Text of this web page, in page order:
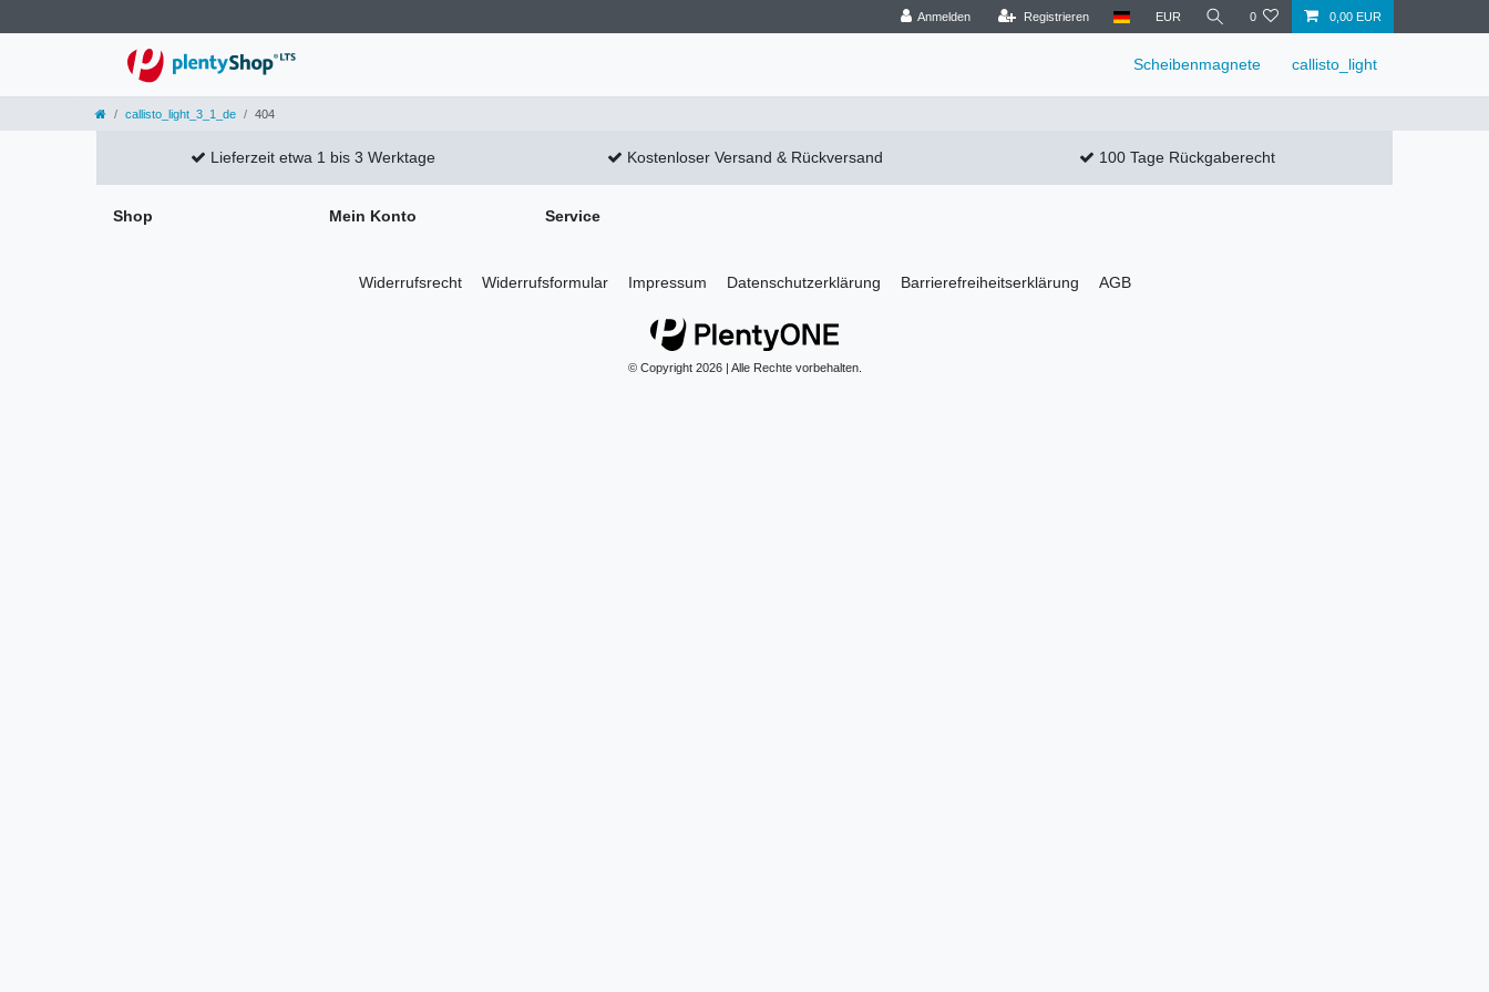
Anmelden Registrieren EUR 0 0,00 EUR
Scheibenmagnete callisto_light
callisto_light_3_1_de 404
Lieferzeit etwa 1 bis 3 Werktage Kostenloser Versand & Rückversand 100 Tage Rückgaberecht
Shop Mein Konto Service
Widerrufs­recht Widerrufs­formular Impressum Daten­schutz­erklärung Barrierefreiheitserklärung AGB
© Copyright 2026 | Alle Rechte vorbehalten.